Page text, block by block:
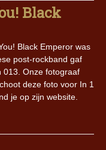
Black
Black Emperor was
post-rockband gaf
013. Onze fotograaf
deze foto voor In 1
je op zijn website.